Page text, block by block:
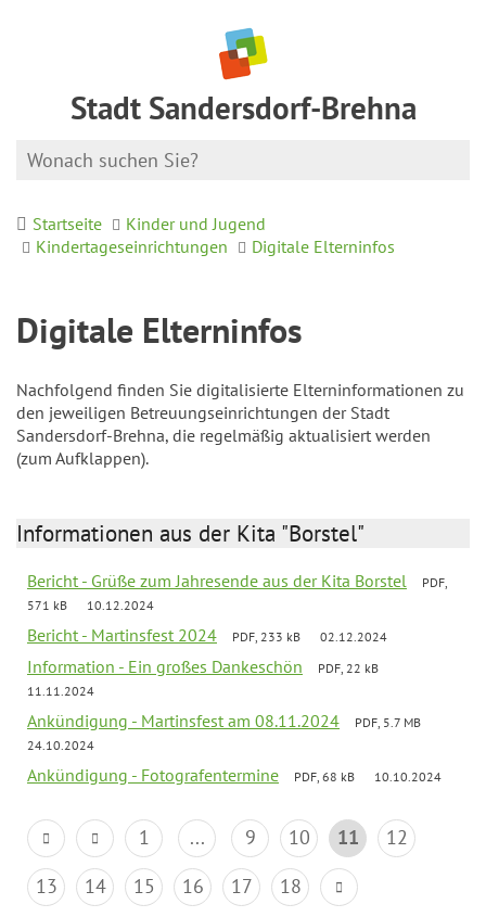
Stadt Sandersdorf-Brehna
Startseite
Kinder und Jugend
Kindertageseinrichtungen
Digitale Elterninfos
Digitale Elterninfos
Nachfolgend finden Sie digitalisierte Elterninformationen zu
den jeweiligen Betreuungseinrichtungen der Stadt
Sandersdorf-Brehna, die regelmäßig aktualisiert werden
(zum Aufklappen).
Informationen aus der Kita "Borstel"
Bericht - Grüße zum Jahresende aus der Kita Borstel
PDF,
571 kB
10.12.2024
Bericht - Martinsfest 2024 PDF, 233 kB 02.12.2024
Information - Ein großes Dankeschön
PDF, 22 kB
11.11.2024
Ankündigung - Martinsfest am 08.11.2024
PDF, 5.7 MB
24.10.2024
Ankündigung - Fotografentermine PDF, 68 kB 10.10.2024
1 ... 9 10 11
12
13
14 15 16 17 18